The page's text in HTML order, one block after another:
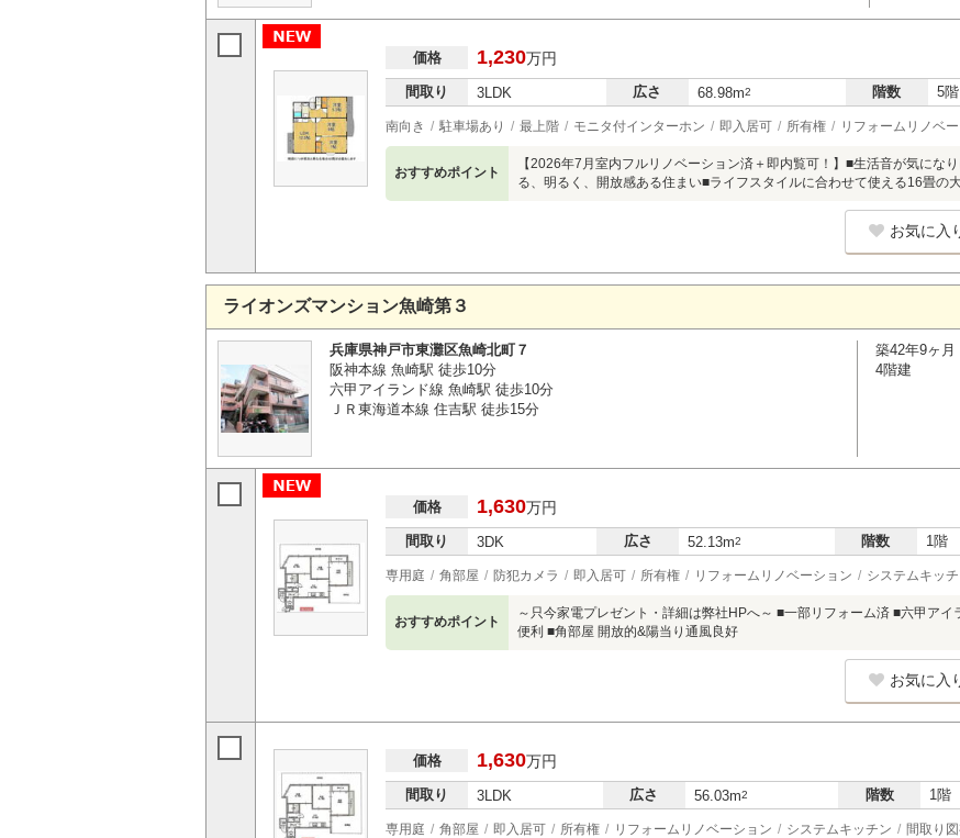
価格 1,230万円
間取り 3LDK 広さ 68.98m2 階数 5階
南向き 駐車場あり 最上階 モニタ付インターホン 即入居可 所有権 リフォームリノベ
おすすめポイント
【2026年7月室内フルリノベーション済＋即内覧可！】■生活音が気にな
る、明るく、開放感ある住まい■ライフスタイルに合わせて使える16畳の
お気に入
ライオンズマンション魚崎第３
兵庫県神戸市東灘区魚崎北町７
阪神本線 魚崎駅 徒歩10分
六甲アイランド線 魚崎駅 徒歩10分
ＪＲ東海道本線 住吉駅 徒歩15分
築42年9ヶ月
4階建
価格 1,630万円
間取り 3DK 広さ 52.13m2 階数 1階
専用庭 角部屋 防犯カメラ 即入居可 所有権 リフォームリノベーション システムキッ
おすすめポイント
～只今家電プレゼント・詳細は弊社HPへ～ ■一部リフォーム済 ■六甲ア
便利 ■角部屋 開放的&陽当り通風良好
お気に入
価格 1,630万円
間取り 3LDK 広さ 56.03m2 階数 1階
専用庭 角部屋 即入居可 所有権 リフォームリノベーション システムキッチン 間取り図